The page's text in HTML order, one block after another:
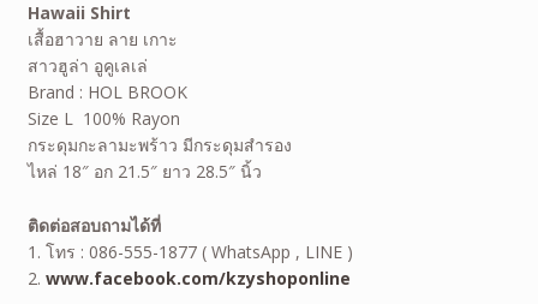
Hawaii Shirt
เสื้อฮาวาย ลาย เกาะ
สาวฮูล่า อูคูเลเล่
Brand : HOL BROOK
Size L 100% Rayon
กระดุมกะลามะพร้าว มีกระดุมสำรอง
ไหล่ 18″ อก 21.5″ ยาว 28.5″ นิ้ว
ติดต่อสอบถามได้ที่
1. โทร : 086-555-1877 ( WhatsApp , LINE )
2. www.facebook.com/kzyshoponline